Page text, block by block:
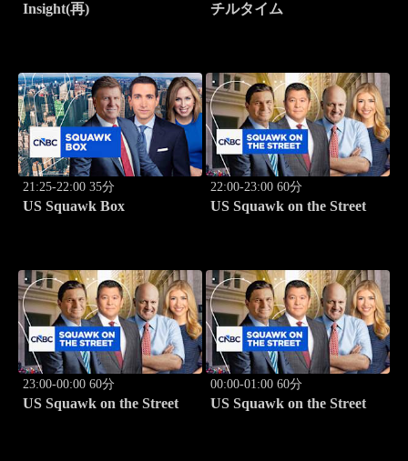
Insight(再) チルタイム
21:25-22:00 35分
US Squawk Box
22:00-23:00 60分
US Squawk on the Street
23:00-00:00 60分
US Squawk on the Street
00:00-01:00 60分
US Squawk on the Street